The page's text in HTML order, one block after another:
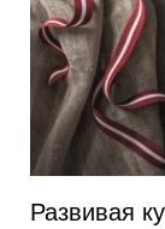
Развивая